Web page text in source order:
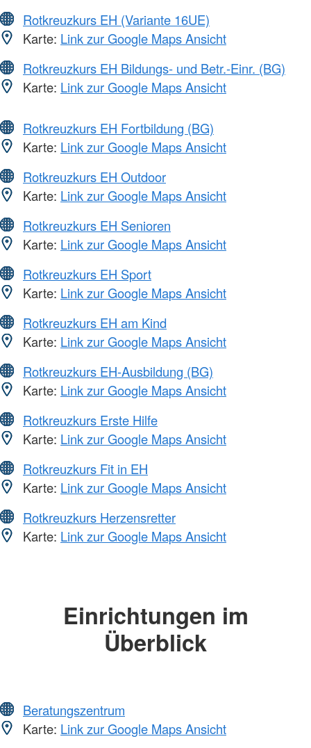
Rotkreuzkurs EH (Variante 16UE)
Karte: Link zur Google Maps Ansicht
Rotkreuzkurs EH Bildungs- und Betr.-Einr. (BG)
Karte: Link zur Google Maps Ansicht
Rotkreuzkurs EH Fortbildung (BG)
Karte: Link zur Google Maps Ansicht
Rotkreuzkurs EH Outdoor
Karte: Link zur Google Maps Ansicht
Rotkreuzkurs EH Senioren
Karte: Link zur Google Maps Ansicht
Rotkreuzkurs EH Sport
Karte: Link zur Google Maps Ansicht
Rotkreuzkurs EH am Kind
Karte: Link zur Google Maps Ansicht
Rotkreuzkurs EH-Ausbildung (BG)
Karte: Link zur Google Maps Ansicht
Rotkreuzkurs Erste Hilfe
Karte: Link zur Google Maps Ansicht
Rotkreuzkurs Fit in EH
Karte: Link zur Google Maps Ansicht
Rotkreuzkurs Herzensretter
Karte: Link zur Google Maps Ansicht
Einrichtungen im
Überblick
Beratungszentrum
Karte: Link zur Google Maps Ansicht